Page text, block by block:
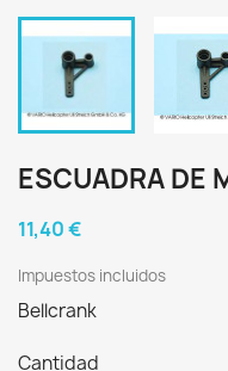
ESCUADRA DE
11,40 €
Impuestos incluidos
Bellcrank
Cantidad